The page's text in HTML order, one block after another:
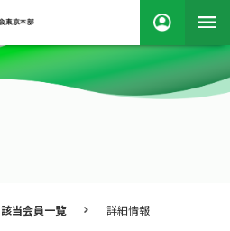
該当会員一覧 詳細情報